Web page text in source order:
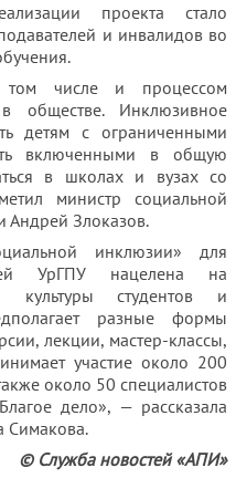
проекта стало
и инвалидов во
числе и процессом
обществе. Инклюзивное
детям с ограниченными
включенными в общую
в школах и вузах со
министр социальной
Андрей Злоказов.
инклюзии» для
УрГПУ нацелена на
культуры студентов и
разные формы
лекции, мастер-классы,
участие около 200
около 50 специалистов
дело», — рассказала
Симакова.
© Служба новостей «АПИ»